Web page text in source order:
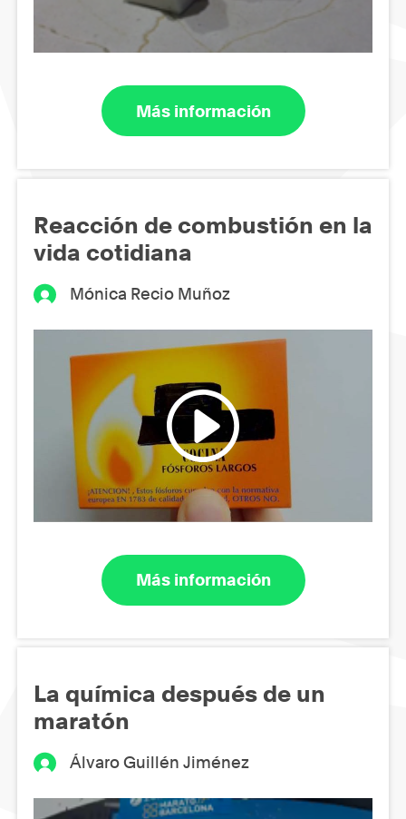
Más información
Reacción de combustión en la
vida cotidiana
Mónica Recio Muñoz
Más información
La química después de un
maratón
Álvaro Guillén Jiménez